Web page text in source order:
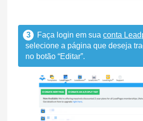
3 Faça login em suaconta
selecione a página que deseja
no botão “Editar”.